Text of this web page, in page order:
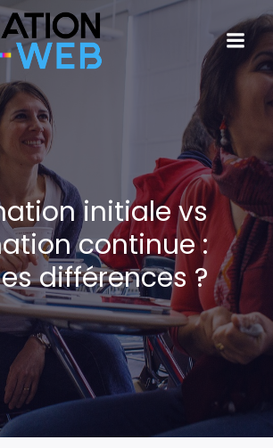
initiale vs
continue :
différences ?